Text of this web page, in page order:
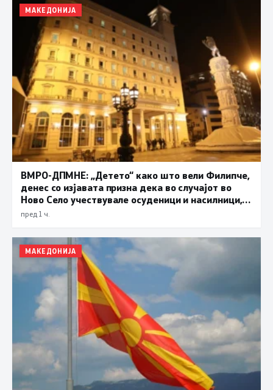
МАКЕДОНИЈА
ВМРО-ДПМНЕ: „Детето“ како што вели Филипче,
денес со изјавата призна дека во случајот во
Ново Село учествувале осуденици и насилници,
ова е талогот на Македонија
пред 1 ч.
МАКЕДОНИЈА